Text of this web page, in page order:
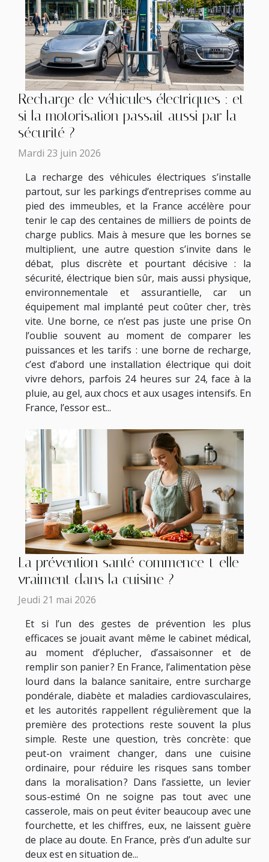
Recharge de véhicules électriques : et
si la motorisation passait aussi par la
sécurité ?
Mardi 23 juin 2026
La recharge des véhicules électriques s’installe
partout, sur les parkings d’entreprises comme au
pied des immeubles, et la France accélère pour
tenir le cap des centaines de milliers de points de
charge publics. Mais à mesure que les bornes se
multiplient, une autre question s’invite dans le
débat, plus discrète et pourtant décisive : la
sécurité, électrique bien sûr, mais aussi physique,
environnementale et assurantielle, car un
équipement mal implanté peut coûter cher, très
vite. Une borne, ce n’est pas juste une prise On
l’oublie souvent au moment de comparer les
puissances et les tarifs : une borne de recharge,
c’est d’abord une installation électrique qui doit
vivre dehors, parfois 24 heures sur 24, face à la
pluie, au gel, aux chocs et aux usages intensifs. En
France, l’essor est...
La prévention santé commence-t-elle
vraiment dans la cuisine ?
Jeudi 21 mai 2026
Et si l’un des gestes de prévention les plus
efficaces se jouait avant même le cabinet médical,
au moment d’éplucher, d’assaisonner et de
remplir son panier ? En France, l’alimentation pèse
lourd dans la balance sanitaire, entre surcharge
pondérale, diabète et maladies cardiovasculaires,
et les autorités rappellent régulièrement que la
première des protections reste souvent la plus
simple. Reste une question, très concrète : que
peut-on vraiment changer, dans une cuisine
ordinaire, pour réduire les risques sans tomber
dans la moralisation ? Dans l’assiette, un levier
sous-estimé On ne soigne pas tout avec une
casserole, mais on peut éviter beaucoup avec une
fourchette, et les chiffres, eux, ne laissent guère
de place au doute. En France, près d’un adulte sur
deux est en situation de...